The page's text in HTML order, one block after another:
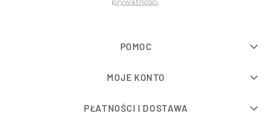
POMOC
MOJE KONTO
PŁATNOŚCI I DOSTAWA